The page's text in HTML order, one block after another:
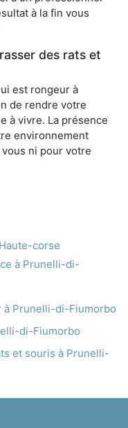
à la fin vous
des rats et
est rongeur à
de rendre votre
à vivre. La présence
environnement
ni pour votre
corse
à Prunelli-di-
à Prunelli-di-Fiumorbo
di-Fiumorbo
et souris à Prunelli-